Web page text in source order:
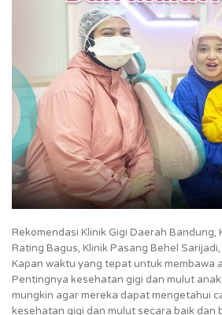
Rekomendasi Klinik Gigi Daerah Bandung,
Rating Bagus, Klinik Pasang Behel
Kapan waktu yang tepat untuk membawa
Pentingnya kesehatan gigi dan mulut
mungkin agar mereka dapat mengetahui
kesehatan gigi dan mulut secara baik dan